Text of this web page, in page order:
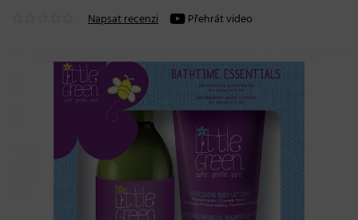
Napsat recenzi Přehrát video